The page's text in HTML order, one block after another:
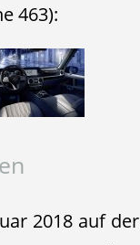
463):
2018 auf